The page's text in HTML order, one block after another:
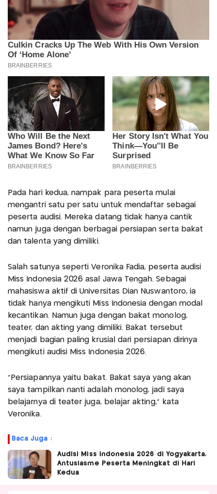
Pada hari kedua, nampak para peserta mulai
mengantri satu per satu untuk mendaftar sebagai
peserta audisi. Mereka datang tidak hanya cantik
namun juga dengan berbagai persiapan serta bakat
dan talenta yang dimiliki.
Salah satunya seperti Veronika Fadia, peserta audisi
Miss Indonesia 2026 asal Jawa Tengah. Sebagai
mahasiswa aktif di Universitas Dian Nuswantoro, ia
tidak hanya mengikuti Miss Indonesia dengan modal
kecantikan. Namun juga dengan bakat monolog,
teater, dan akting yang dimiliki. Bakat tersebut
menjadi bagian paling krusial dari persiapan dirinya
mengikuti audisi Miss Indonesia 2026.
“Persiapannya yaitu bakat. Bakat saya yang akan
saya tampilkan nanti adalah monolog, jadi saya
belajarnya di teater juga, belajar akting,” kata
Veronika.
Baca Juga :
Audisi Miss Indonesia 2026 di Yogyakarta,
Antusiasme Peserta Meningkat di Hari
Kedua